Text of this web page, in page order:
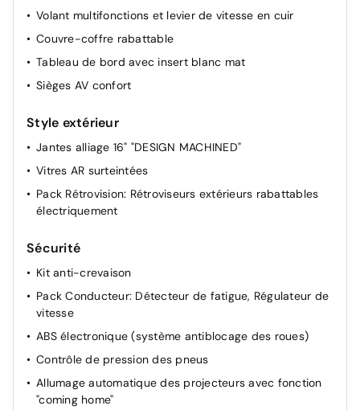
Volant multifonctions et levier de vitesse en cuir
Couvre-coffre rabattable
Tableau de bord avec insert blanc mat
Sièges AV confort
Style extérieur
Jantes alliage 16" "DESIGN MACHINED"
Vitres AR surteintées
Pack Rétrovision: Rétroviseurs extérieurs rabattables
électriquement
Sécurité
Kit anti-crevaison
Pack Conducteur: Détecteur de fatigue, Régulateur de
vitesse
ABS électronique (système antiblocage des roues)
Contrôle de pression des pneus
Allumage automatique des projecteurs avec fonction
"coming home"